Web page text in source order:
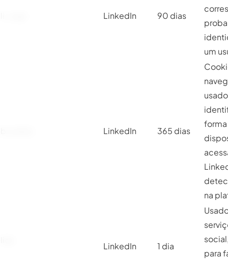
LinkedIn 90 dias
um
LinkedIn 365 dias
na
LinkedIn 1 dia
para